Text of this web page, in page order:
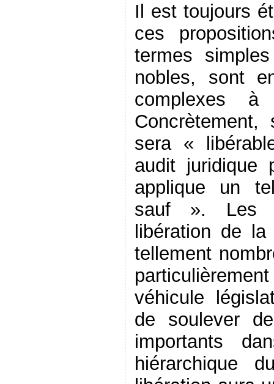
Il est toujours
ces
termes
nobles, sont
complexes
sera «
audit juridique
applique un
sauf ». Les
libération de
tellement
véhicule
de soulever
importants
hiérarchique